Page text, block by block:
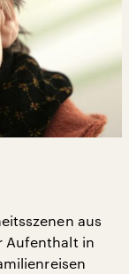
aus
Aufenthalt in